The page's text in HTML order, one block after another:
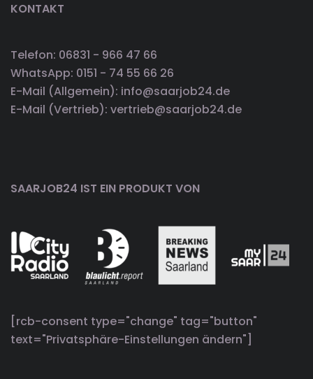
KONTAKT
Telefon: 06831 - 966 47 66
WhatsApp: 0151 - 74 55 66 26
E-Mail (Allgemein): info@saarjob24.de
E-Mail (Vertrieb): vertrieb@saarjob24.de
SAARJOB24 IST EIN PRODUKT VON
[rcb-consent type="change" tag="button"
text="Privatsphäre-Einstellungen ändern"]